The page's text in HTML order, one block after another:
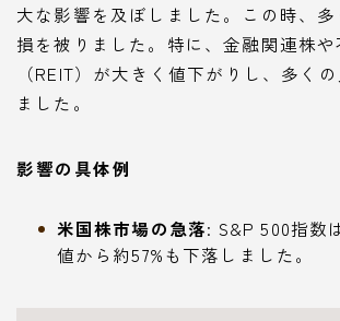
大な影響を及ぼしました。この時、
損を被りました。特に、金融関連株
（REIT）が大きく値下がりし、多く
ました。
影響の具体例
米国株市場の急落: S&P 500指数
値から約57%も下落しました。